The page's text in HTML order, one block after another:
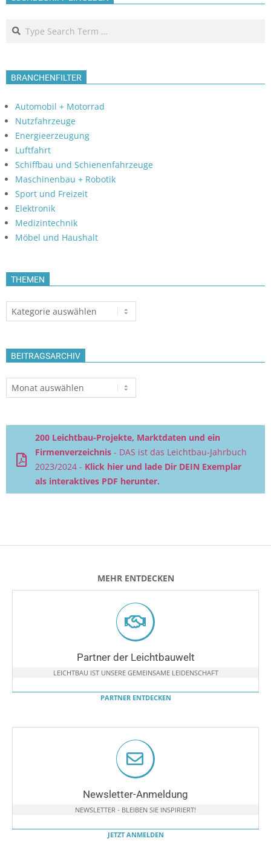
Search
BRANCHENFILTER
Automobil + Motorrad
Nutzfahrzeuge
Energieerzeugung
Luftfahrt
Schiffbau und Schienenfahrzeuge
Maschinenbau + Robotik
Sport und Freizeit
Elektronik
Medizintechnik
Möbel und Haushalt
THEMEN
Themen
BEITRAGSARCHIV
Beitragsarchiv
200 Leichtbau-Projekte, Marktdaten und ein
Firmenverzeichnis - DAS ist das Leichtbau-Jahrbuch
2023/2024 - Klick hier und lade Dir DEIN Exemplar
als interaktives PDF herunter.
MEHR ENTDECKEN
Partner der Leichtbauwelt
LEICHTBAU IST UNSERE GEMEINSAME LEIDENSCHAFT
PARTNER ENTDECKEN
Newsletter-Anmeldung
NEWSLETTER - BLEIBEN SIE INSPIRIERT!
JETZT ANMELDEN